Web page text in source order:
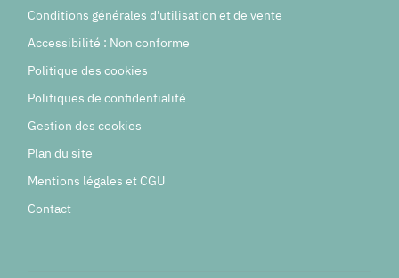
Conditions générales d'utilisation et de vente
Accessibilité : Non conforme
Politique des cookies
Politiques de confidentialité
Gestion des cookies
Plan du site
Mentions légales et CGU
Contact